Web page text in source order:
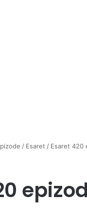
/ Esaret / Esaret 420